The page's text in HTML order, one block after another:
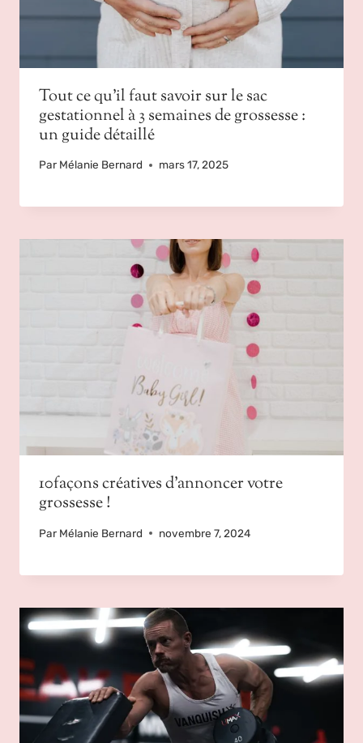
Tout ce qu’il faut savoir sur le sac
gestationnel à 3 semaines de grossesse :
un guide détaillé
Par Mélanie Bernard mars 17, 2025
10façons créatives d’annoncer votre
grossesse !
Par Mélanie Bernard novembre 7, 2024